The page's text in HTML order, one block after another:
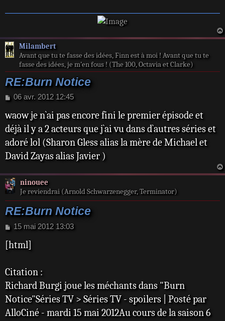
e
Milambert
Avant que tu te fasse des idées, Finn est à moi ! Avant que tu te
fasse des idées, je m’en fous ! (The 100, Octavia et Clarke)
RE:Burn Notice
M
s
s
a
g
06 avr. 2012 12:45
waow je n`ai pas encore fini le premier épisode et
déjà il y a 2 acteurs que j`ai vu dans d`autres séries et
adoré lol (Sharon Gless alias la mère de Michael et
David Zayas alias Javier )
ninouee
Je reviendrai (Arnold Schwarzenegger, Terminator)
RE:Burn Notice
M
s
g
e
15 mai 2012 13:03
[html]
Citation :
Richard Burgi joue les méchants dans "Burn
Notice"Séries TV > Séries TV - spoilers | Posté par
AlloCiné - mardi 15 mai 2012Au cours de la saison 6